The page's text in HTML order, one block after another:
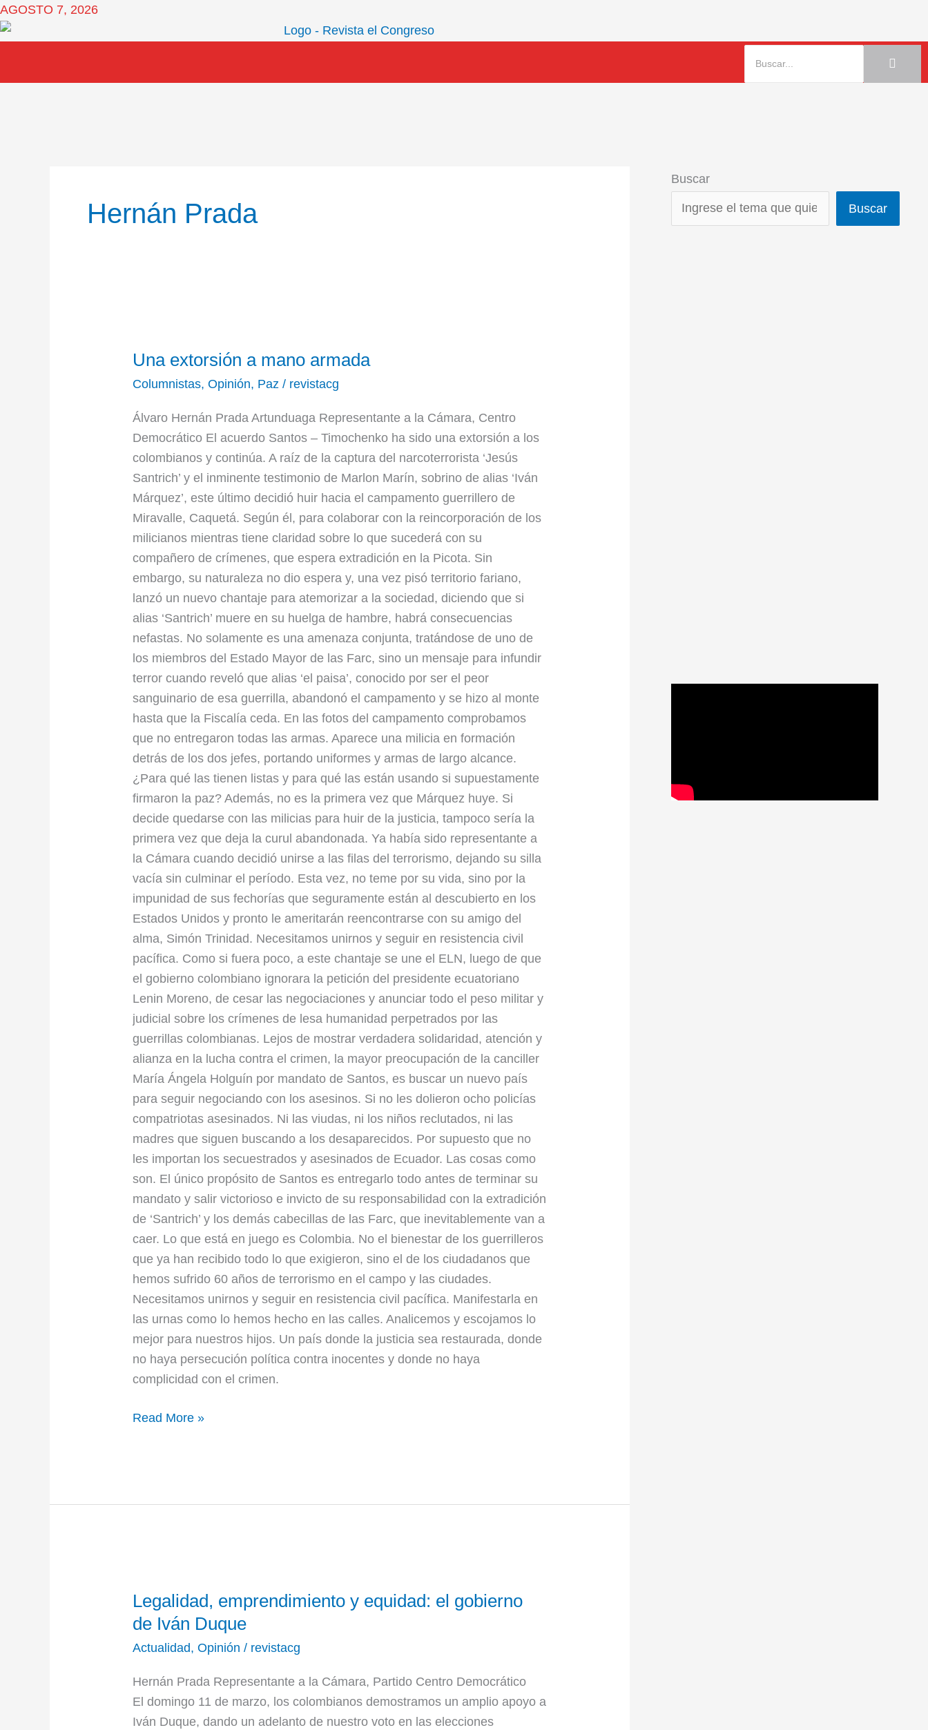
Ir
al
AGOSTO 7, 2026
Hernán Prada
Una extorsión a mano armada
Columnistas,Opinión, Paz / revistacg
Álvaro Hernán Prada Artunduaga Representante a la Cámara, Centro
Democrático El acuerdo Santos – Timochenko ha sido una extorsión a los
colombianos y continúa. A raíz de la captura del narcoterrorista ‘Jesús
Santrich’ y el inminente testimonio de Marlon Marín, sobrino de alias ‘Iván
Márquez’, este último decidió huir hacia el campamento guerrillero de
Miravalle, Caquetá. Según él, para colaborar con la reincorporación de los
milicianos mientras tiene claridad sobre lo que sucederá con su
compañero de crímenes, que espera extradición en la Picota. Sin
embargo, su naturaleza no dio espera y, una vez pisó territorio fariano,
lanzó un nuevo chantaje para atemorizar a la sociedad, diciendo que si
alias ‘Santrich’ muere en su huelga de hambre, habrá consecuencias
nefastas. No solamente es una amenaza conjunta, tratándose de uno de
los miembros del Estado Mayor de las Farc, sino un mensaje para infundir
terror cuando reveló que alias ‘el paisa’, conocido por ser el peor
sanguinario de esa guerrilla, abandonó el campamento y se hizo al monte
hasta que la Fiscalía ceda. En las fotos del campamento comprobamos
que no entregaron todas las armas. Aparece una milicia en formación
detrás de los dos jefes, portando uniformes y armas de largo alcance.
¿Para qué las tienen listas y para qué las están usando si supuestamente
firmaron la paz? Además, no es la primera vez que Márquez huye. Si
decide quedarse con las milicias para huir de la justicia, tampoco sería la
primera vez que deja la curul abandonada. Ya había sido representante a
la Cámara cuando decidió unirse a las filas del terrorismo, dejando su silla
vacía sin culminar el período. Esta vez, no teme por su vida, sino por la
impunidad de sus fechorías que seguramente están al descubierto en los
Estados Unidos y pronto le ameritarán reencontrarse con su amigo del
alma, Simón Trinidad. Necesitamos unirnos y seguir en resistencia civil
pacífica. Como si fuera poco, a este chantaje se une el ELN, luego de que
el gobierno colombiano ignorara la petición del presidente ecuatoriano
Lenin Moreno, de cesar las negociaciones y anunciar todo el peso militar y
judicial sobre los crímenes de lesa humanidad perpetrados por las
guerrillas colombianas. Lejos de mostrar verdadera solidaridad, atención y
alianza en la lucha contra el crimen, la mayor preocupación de la canciller
María Ángela Holguín por mandato de Santos, es buscar un nuevo país
para seguir negociando con los asesinos. Si no les dolieron ocho policías
compatriotas asesinados. Ni las viudas, ni los niños reclutados, ni las
madres que siguen buscando a los desaparecidos. Por supuesto que no
les importan los secuestrados y asesinados de Ecuador. Las cosas como
son. El único propósito de Santos es entregarlo todo antes de terminar su
mandato y salir victorioso e invicto de su responsabilidad con la extradición
de ‘Santrich’ y los demás cabecillas de las Farc, que inevitablemente van a
caer. Lo que está en juego es Colombia. No el bienestar de los guerrilleros
que ya han recibido todo lo que exigieron, sino el de los ciudadanos que
hemos sufrido 60 años de terrorismo en el campo y las ciudades.
Necesitamos unirnos y seguir en resistencia civil pacífica. Manifestarla en
las urnas como lo hemos hecho en las calles. Analicemos y escojamos lo
mejor para nuestros hijos. Un país donde la justicia sea restaurada, donde
no haya persecución política contra inocentes y donde no haya
complicidad con el crimen.
extorsión
a
armada
Read More »
Legalidad, emprendimiento y equidad: el gobierno
de Iván Duque
Actualidad,Opinión / revistacg
Hernán Prada Representante a la Cámara, Partido Centro Democrático
El domingo 11 de marzo, los colombianos demostramos un amplio apoyo a
Iván Duque, dando un adelanto de nuestro voto en las elecciones
emprendimiento
y
equidad:
gobierno
de
Iván
Buscar
Buscar